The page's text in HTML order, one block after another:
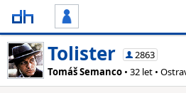
Tolister
2863
Tomáš Semanco • 32 let •